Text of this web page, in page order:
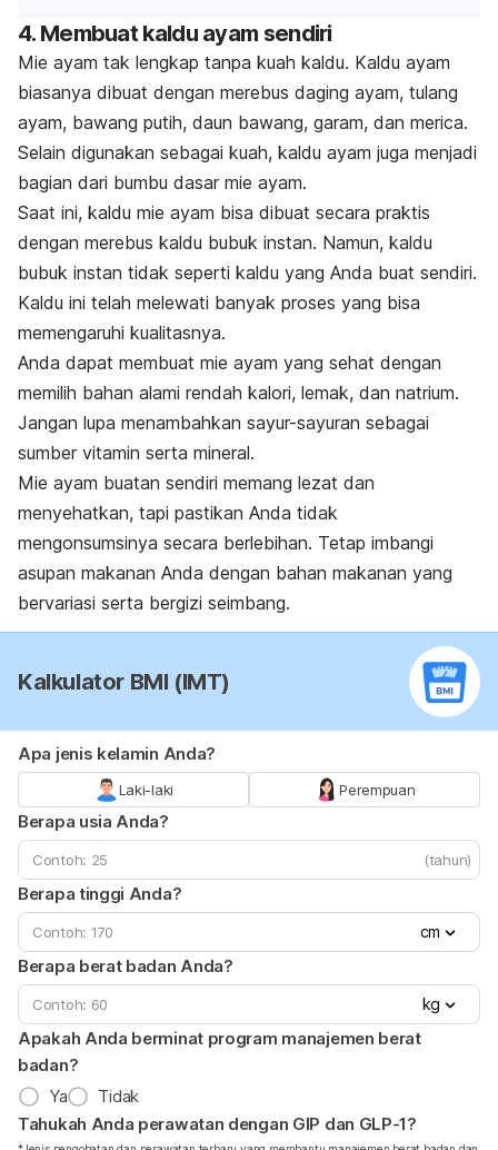
4. Membuat kaldu ayam sendiri
Mie ayam tak lengkap tanpa kuah kaldu. Kaldu ayam
biasanya dibuat dengan merebus daging ayam, tulang
ayam, bawang putih, daun bawang, garam, dan merica.
Selain digunakan sebagai kuah, kaldu ayam juga menjadi
bagian dari bumbu dasar mie ayam.
Saat ini, kaldu mie ayam bisa dibuat secara praktis
dengan merebus kaldu bubuk instan. Namun, kaldu
bubuk instan tidak seperti kaldu yang Anda buat sendiri.
Kaldu ini telah melewati banyak proses yang bisa
memengaruhi kualitasnya.
Anda dapat membuat mie ayam yang sehat dengan
memilih bahan alami rendah kalori, lemak, dan natrium.
Jangan lupa menambahkan sayur-sayuran sebagai
sumber vitamin serta mineral.
Mie ayam buatan sendiri memang lezat dan
menyehatkan, tapi pastikan Anda tidak
mengonsumsinya secara berlebihan. Tetap imbangi
asupan makanan Anda dengan bahan makanan yang
bervariasi serta bergizi seimbang.
Kalkulator BMI (IMT)
Apa jenis kelamin Anda?
Laki-laki Perempuan
Berapa usia Anda?
(tahun)
Berapa tinggi Anda?
cm
Berapa berat badan Anda?
kg
Apakah Anda berminat program manajemen berat
badan?
Ya
Tidak
Tahukah Anda perawatan dengan GIP dan GLP-1?